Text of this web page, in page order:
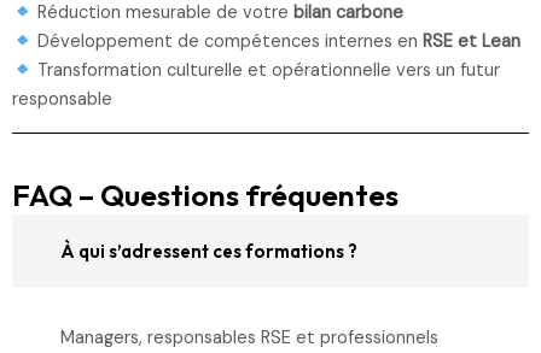
Réduction mesurable de votre bilan carbone
Développement de compétences internes en RSE et Lean
Transformation culturelle et opérationnelle vers un futur
responsable
FAQ – Questions fréquentes
À qui s’adressent ces formations ?
Managers, responsables RSE et professionnels